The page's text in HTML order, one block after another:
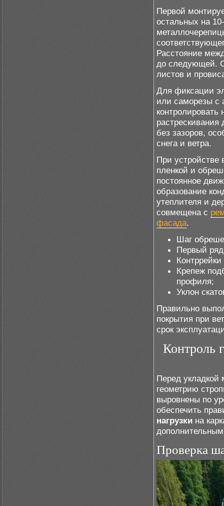
Первой
остальных на
Расстояние
до следующей.
листов и
Для фиксации
или саморезы с
без зазоров,
снега и ветра.
При устройстве
пленкой и
постоянное
образование
утеплителя и
совмещена с
фасада.
Шаг
Первый
Крепеж
профиля;
Уклон
Правильно
покрытия при
срок
Контроль
Перед укладкой
геометрию
выровнены по
обеспечить
нагрузки на
Проверка